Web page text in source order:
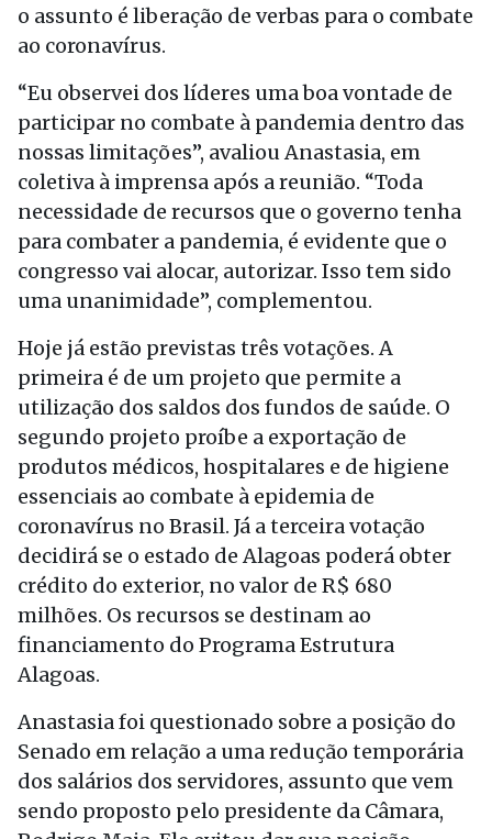
o assunto é liberação de verbas para o combate
ao coronavírus.
“Eu observei dos líderes uma boa vontade de
participar no combate à pandemia dentro das
nossas limitações”, avaliou Anastasia, em
coletiva à imprensa após a reunião. “Toda
necessidade de recursos que o governo tenha
para combater a pandemia, é evidente que o
congresso vai alocar, autorizar. Isso tem sido
uma unanimidade”, complementou.
Hoje já estão previstas três votações. A
primeira é de um projeto que permite a
utilização dos saldos dos fundos de saúde. O
segundo projeto proíbe a exportação de
produtos médicos, hospitalares e de higiene
essenciais ao combate à epidemia de
coronavírus no Brasil. Já a terceira votação
decidirá se o estado de Alagoas poderá obter
crédito do exterior, no valor de R$ 680
milhões. Os recursos se destinam ao
financiamento do Programa Estrutura
Alagoas.
Anastasia foi questionado sobre a posição do
Senado em relação a uma redução temporária
dos salários dos servidores, assunto que vem
sendo proposto pelo presidente da Câmara,